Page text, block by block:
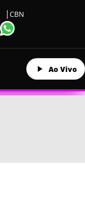
CBN
Ao Vivo